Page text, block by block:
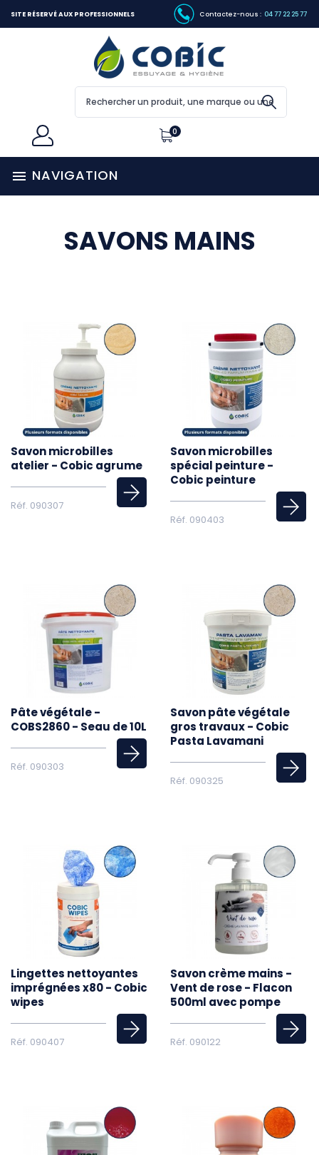
SITE RÉSERVÉ AUX PROFESSIONNELS Contactez-nous : 04 77 22 25 77
0
 NAVIGATION
SAVONS MAINS
Savon microbilles
atelier - Cobic agrume
Réf. 090307
Savon microbilles
spécial peinture -
Cobic peinture
Réf. 090403
Pâte végétale -
COBS2860 - Seau de 10L
Réf. 090303
Savon pâte végétale
gros travaux - Cobic
Pasta Lavamani
Réf. 090325
Lingettes nettoyantes
imprégnées x80 - Cobic
wipes
Réf. 090407
Savon crème mains -
Vent de rose - Flacon
500ml avec pompe
Réf. 090122